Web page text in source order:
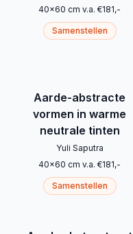
40x60 cm v.a. €181,-
Samenstellen
Aarde-abstracte
vormen in warme
neutrale tinten
Yuli Saputra
40x60 cm v.a. €181,-
Samenstellen